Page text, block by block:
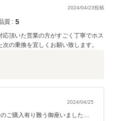
2024/04/23投稿
質 : 5
頂いた営業の方がすごく丁寧でホス
の乗換を宜しくお願い致します。
2024/04/25
ご購入有り難う御座いました。